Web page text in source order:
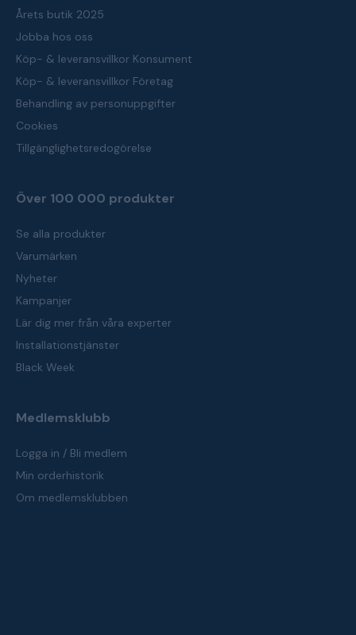
Årets butik 2025
Jobba hos oss
Köp- & leveransvillkor Konsument
Köp- & leveransvillkor Företag
Behandling av personuppgifter
Cookies
Tillgänglighetsredogörelse
Över 100 000 produkter
Se alla produkter
Varumärken
Nyheter
Kampanjer
Lär dig mer från våra experter
Installationstjänster
Black Week
Medlemsklubb
Logga in / Bli medlem
Min orderhistorik
Om medlemsklubben